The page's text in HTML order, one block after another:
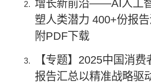
增长新前沿——AI人工
塑人类潜力 400+份报
附PDF下载
【专题】2025中国消费
报告汇总以精准战略驱